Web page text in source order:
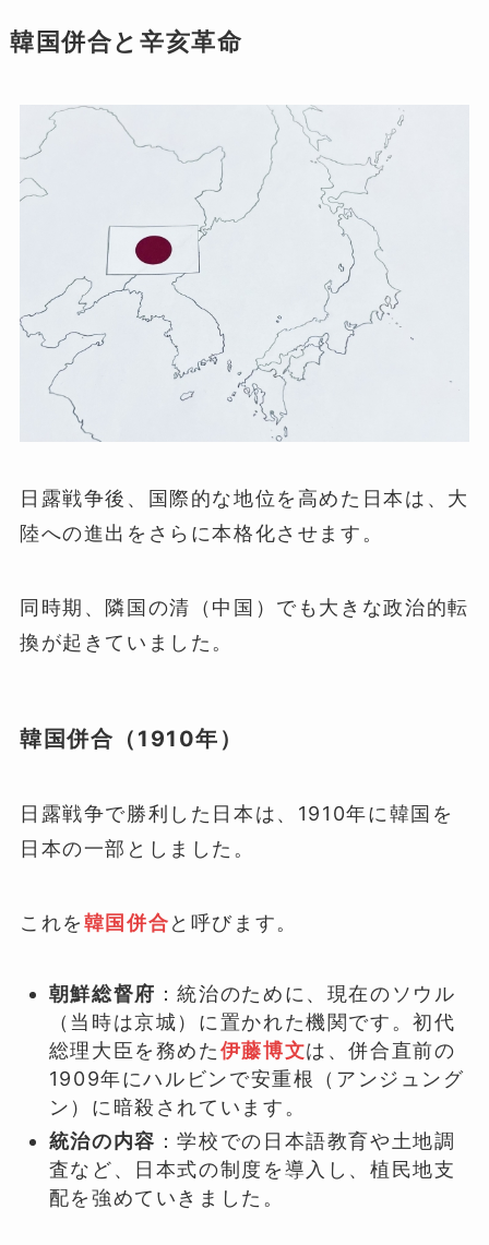
韓国併合と辛亥革命
日露戦争後、国際的な地位を高めた日本は、大
陸への進出をさらに本格化させます。
同時期、隣国の清（中国）でも大きな政治的転
換が起きていました。
韓国併合（1910年）
日露戦争で勝利した日本は、1910年に韓国を
日本の一部としました。
これを韓国併合と呼びます。
朝鮮総督府 ：統治のために、現在のソウル
（当時は京城）に置かれた機関です。初代
総理大臣を務めた伊藤博文は、併合直前の
1909年にハルビンで安重根（アンジュング
ン）に暗殺されています。
統治の内容 ：学校での日本語教育や土地調
査など、日本式の制度を導入し、植民地支
配を強めていきました。